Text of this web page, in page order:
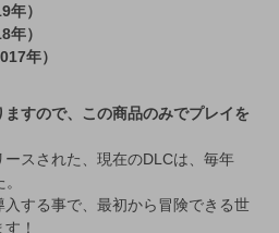
年）
年）
年）
すので、この商品のみでプレイを
スされた、現在のDLCは、毎年
する事で、最初から冒険できる世
！